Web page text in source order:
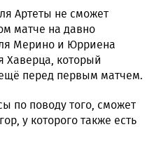
Артеты не сможет
матче на давно
Мерино и Юрриена
Хаверца, который
перед первым матчем.
по поводу того, сможет
у которого также есть